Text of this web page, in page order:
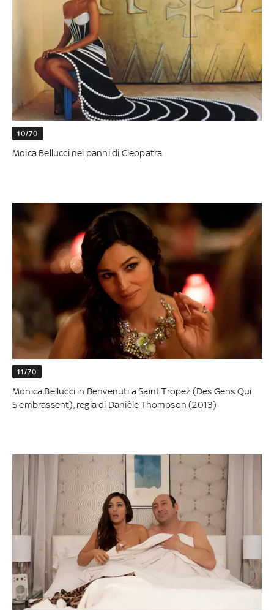
10/70
Moica Bellucci nei panni di Cleopatra
11/70
Monica Bellucci in Benvenuti a Saint Tropez (Des Gens Qui
S'embrassent), regia di Danièle Thompson (2013)